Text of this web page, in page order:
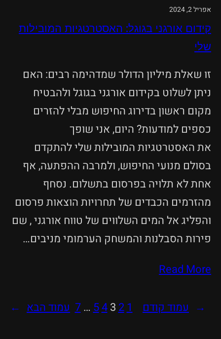
אפריל 2, 2024
קידום אורגני בגוגל: האסטרטגיות המובילות
שלי
זו שאלת מיליון הדולר שמדהימה רבים: האם
ניתן לשלוט בקידום אורגני בגוגל ולהבטיח
מקום ראשון בדירוג החיפוש מבלי להזרים
כספים למודעות? היום, אני שופך
את האסטרטגיות המובילות שלי להתקדם
בסולם מנועי החיפוש, ולמרבה ההפתעה, אף
אחת לא תלויה בפרסום בתשלום. נסחף
מהזרמים הכבדים של תחרויות הוצאות פרסום
והפליג אל המים השלווים של טווח אורגני , שם
פירות הסבלנות והמשחק הערמומי מניבים…
Read More
← עמוד קודם 1
2
3
4
5
…
7 עמוד הבא →